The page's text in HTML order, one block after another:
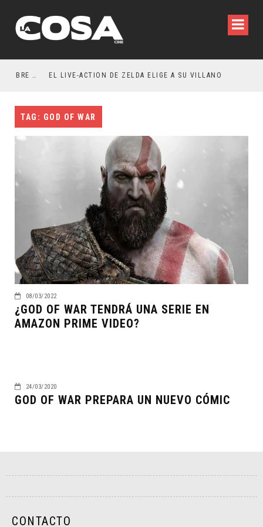
RESEÑA LA INVITACIÓN: OLIVIA WILDE REFLEXIONA SOBRE LA VIDA CONYUGAL EL LIVE-ACTION DE ZELDA ELIGE A SU VILLANO
TAG: GOD OF WAR
08/03/2022
¿GOD OF WAR TENDRÁ UNA SERIE EN
AMAZON PRIME VIDEO?
24/03/2020
GOD OF WAR PREPARA UN NUEVO CÓMIC
CONTACTO